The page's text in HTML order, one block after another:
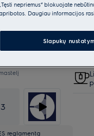
3
reglamentą
nepriėmus“ blokuojate
Daugiau informacijos
Slapukų